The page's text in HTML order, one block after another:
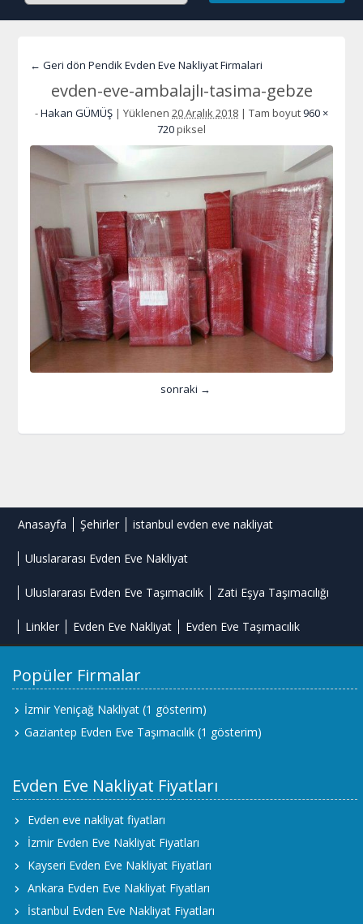
← Geri dön Pendik Evden Eve Nakliyat Firmalari
evden-eve-ambalajlı-tasima-gebze
-Hakan GÜMÜŞ | Yüklenen 20 Aralık 2018 | Tam boyut960 ×
720piksel
sonraki →
Anasayfa Şehirler istanbul evden eve nakliyat
Uluslararası Evden Eve Nakliyat
Uluslararası Evden Eve Taşımacılık Zati Eşya Taşımacılığı
Linkler Evden Eve Nakliyat Evden Eve Taşımacılık
Popüler Firmalar
İzmir Yeniçağ Nakliyat (1 gösterim)
Gaziantep Evden Eve Taşımacılık (1 gösterim)
Evden Eve Nakliyat Fiyatları
Evden eve nakliyat fiyatları
İzmir Evden Eve Nakliyat Fiyatları
Kayseri Evden Eve Nakliyat Fiyatları
Ankara Evden Eve Nakliyat Fiyatları
İstanbul Evden Eve Nakliyat Fiyatları